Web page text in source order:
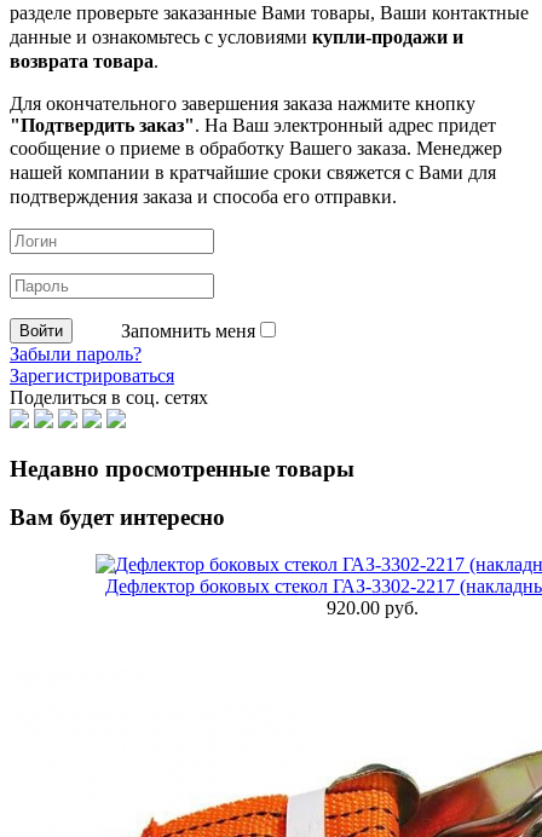
разделе проверьте заказанные Вами товары, Ваши контактные
данные и ознакомьтесь с условиями купли-продажи и
возврата товара.
Для окончательного завершения заказа нажмите кнопку
"Подтвердить заказ". На Ваш электронный адрес придет
сообщение о приеме в обработку Вашего заказа. Менеджер
нашей компании в кратчайшие сроки свяжется с Вами для
подтверждения заказа и способа его отправки.
Запомнить меня
Забыли пароль?
Зарегистрироваться
Поделиться в соц. сетях
Недавно просмотренные товары
Вам будет интересно
Дефлектор боковых стекол ГАЗ-3302-2217
920.00 руб.